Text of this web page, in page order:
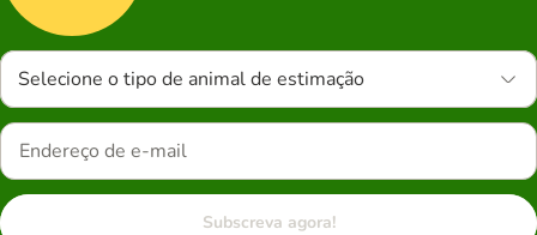
Selecione o tipo de animal de estimação
Subscreva agora!